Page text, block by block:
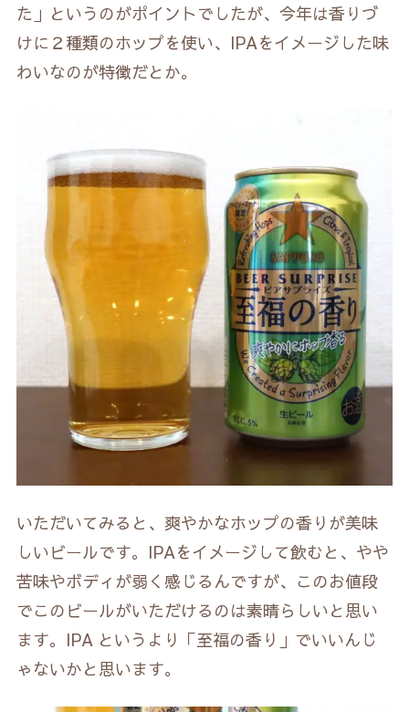
た」というのがポイントでしたが、今年は香りづ
けに２種類のホップを使い、IPAをイメージした味
わいなのが特徴だとか。
いただいてみると、爽やかなホップの香りが美味
しいビールです。IPAをイメージして飲むと、やや
苦味やボディが弱く感じるんですが、このお値段
でこのビールがいただけるのは素晴らしいと思い
ます。IPA というより「至福の香り」でいいんじ
ゃないかと思います。